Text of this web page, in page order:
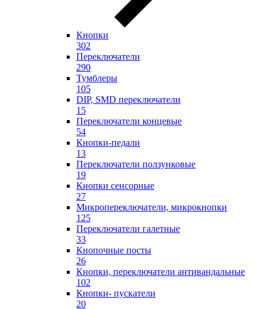
Кнопки
302
Переключатели
290
Тумблеры
105
DIP, SMD переключатели
15
Переключатели концевые
54
Кнопки-педали
13
Переключатели ползунковые
19
Кнопки сенсорные
27
Микропереключатели, микрокнопки
125
Переключатели галетные
33
Кнопочные посты
26
Кнопки, переключатели антивандальные
102
Кнопки- пускатели
20